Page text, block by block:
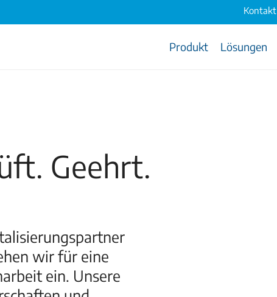
Kontakt
Produkt Lösungen
Geehrt.
wir für eine
ein. Unsere